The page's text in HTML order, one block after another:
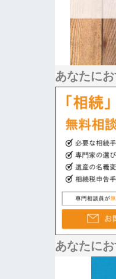
あなたに
あなたに